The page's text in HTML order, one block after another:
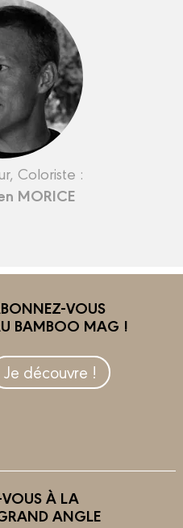
Coloriste :
MORICE
VOUS
BAMBOO MAG !
Je découvre !
À LA
ANGLE